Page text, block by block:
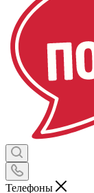
Телефоны